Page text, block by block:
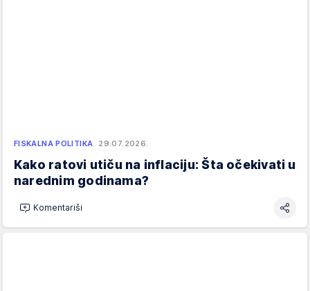
FISKALNA POLITIKA 29.07.2026.
Kako ratovi utiču na inflaciju: Šta očekivati u
narednim godinama?
Komentariši